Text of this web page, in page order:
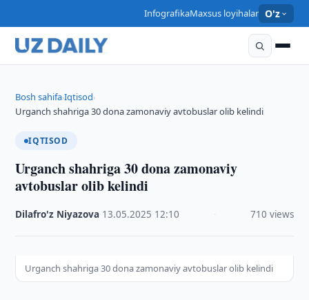
InfografikaMaxsus loyihalar O'z
Bosh sahifa›Iqtisod›
Urganch shahriga 30 dona zamonaviy avtobuslar olib kelindi
IQTISOD
Urganch shahriga 30 dona zamonaviy
avtobuslar olib kelindi
Dilafro'z Niyazova 13.05.2025 12:10 710 views
Urganch shahriga 30 dona zamonaviy avtobuslar olib kelindi